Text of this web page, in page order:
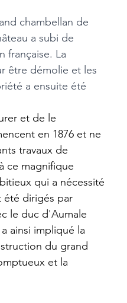
chambellan de
a subi de
française. La
être démolie et les
a ensuite été
et de le
en 1876 et ne
travaux de
ce magnifique
qui a nécessité
été dirigés par
le duc d'Aumale
ainsi impliqué la
du grand
et la